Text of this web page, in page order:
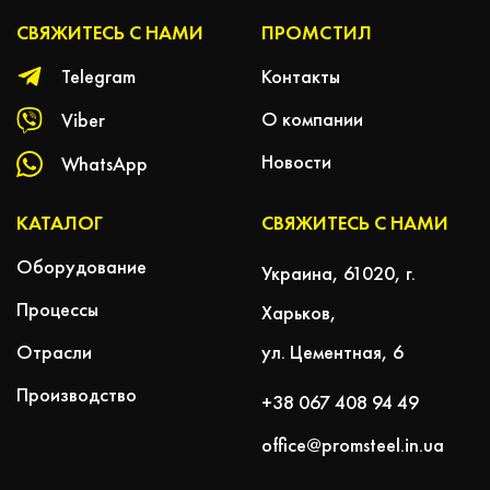
СВЯЖИТЕСЬ С НАМИ
Telegram
Viber
WhatsApp
ПРОМСТИЛ
Контакты
О компании
Новости
КАТАЛОГ
Оборудование
Процессы
Отрасли
Производство
СВЯЖИТЕСЬ С НАМИ
Украина, 61020, г.
Харьков,
ул. Цементная, 6
+38 067 408 94 49
office@promsteel.in.ua